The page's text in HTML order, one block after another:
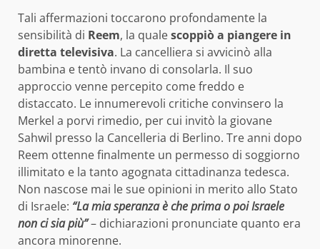
Tali affermazioni toccarono profondamente la
sensibilità di Reem, la qualescoppiò a piangere in
diretta televisiva. La cancelliera si avvicinò alla
bambina e tentò invano di consolarla. Il suo
approccio venne percepito come freddo e
distaccato. Le innumerevoli critiche convinsero la
Merkel a porvi rimedio, per cui invitò la giovane
Sahwil presso la Cancelleria di Berlino. Tre anni dopo
Reem ottenne finalmente un permesso di soggiorno
illimitato e la tanto agognata cittadinanza tedesca.
Non nascose mai le sue opinioni in merito allo Stato
di Israele: “La mia speranza è che prima o poi Israele
non ci sia più”– dichiarazioni pronunciate quanto era
ancora minorenne.